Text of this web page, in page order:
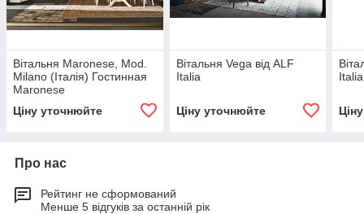
Вітальня Maronese, Mod.
Milano (Італія) Гостинная
Maronese
Ціну уточнюйте
Вітальня Vega від ALF
Italia
Ціну уточнюйте
Italia
Про нас
Рейтинг не сформований
Менше 5 відгуків за останній рік